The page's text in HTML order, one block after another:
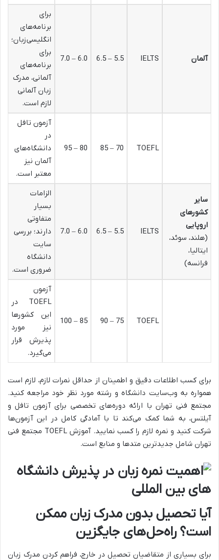
آلمان IELTS
5.5 – 6.5
6.0 – 7.0
برای
برنامه‌های
انگلیسی‌زبان؛
برای
برنامه‌های
آلمانی، مدرک
زبان آلمانی
لازم است.
TOEFL
70 – 85
80 – 95
آزمون تافل
در
دانشگاه‌های
آلمان نیز
معتبر است.
سایر
کشورهای
اروپایی
(هلند، سوئد،
ایتالیا،
فرانسه)
IELTS
5.5 – 6.5
6.0 – 7.0
الزامات
بسیار
متفاوتی
دارند؛ بررسی
سایت
دانشگاه
ضروری است.
TOEFL
75 – 90
85 – 100
آزمون
TOEFL در
این کشورها
نیز مورد
پذیرش قرار
می‌گیرد.
برای کسب اطلاعات دقیق و اطمینان از حداقل نمرات لازم، لازم است
همواره به وب‌سایت دانشگاه و رشته مورد نظر خود مراجعه کنید.
مجتمع فنی تهران با ارائه دوره‌های تخصصی برای آزمون تافل و
آیلتس، به شما کمک می‌کند تا با آمادگی کامل در این آزمون‌ها
شرکت کنید و نمره لازم را کسب نمایید. آموزش TOEFL مجتمع فنی
تهران شامل جدیدترین متدها و منابع است.
آیا تحصیل بدون مدرک زبان ممکن
است؟ راه‌حل‌های جایگزین
برای بسیاری از متقاضیان تحصیل در خارج، فراهم کردن مدرک زبان